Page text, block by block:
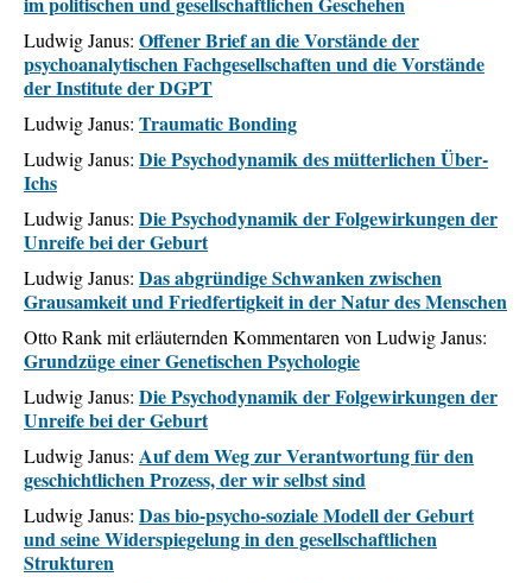
Ludwig Janus: Offener Brief an die Vorstände der
psychoanalytischen Fachgesellschaften und die Vorstände
der Institute der DGPT
Ludwig Janus: Traumatic Bonding
Ludwig Janus: Die Psychodynamik des mütterlichen Über-
Ichs
Ludwig Janus: Die Psychodynamik der Folgewirkungen der
Unreife bei der Geburt
Ludwig Janus: Das abgründige Schwanken zwischen
Grausamkeit und Friedfertigkeit in der Natur des Menschen
Otto Rank mit erläuternden Kommentaren von Ludwig Janus:
Grundzüge einer Genetischen Psychologie
Ludwig Janus: Die Psychodynamik der Folgewirkungen der
Unreife bei der Geburt
Ludwig Janus: Auf dem Weg zur Verantwortung für den
geschichtlichen Prozess, der wir selbst sind
Ludwig Janus: Das bio-psycho-soziale Modell der Geburt
und seine Widerspiegelung in den gesellschaftlichen
Strukturen